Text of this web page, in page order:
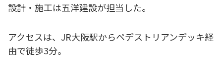
設計・施工は五洋建設が担当した。
アクセスは、JR大阪駅からペデストリアンデッキ経
由で徒歩3分。